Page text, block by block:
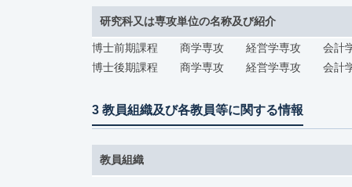
研究科又は専攻単位の名称及び紹介
博士前期課程 商学専攻 経営学専攻 会計
博士後期課程 商学専攻 経営学専攻 会計
3 教員組織及び各教員等に関する情報
教員組織